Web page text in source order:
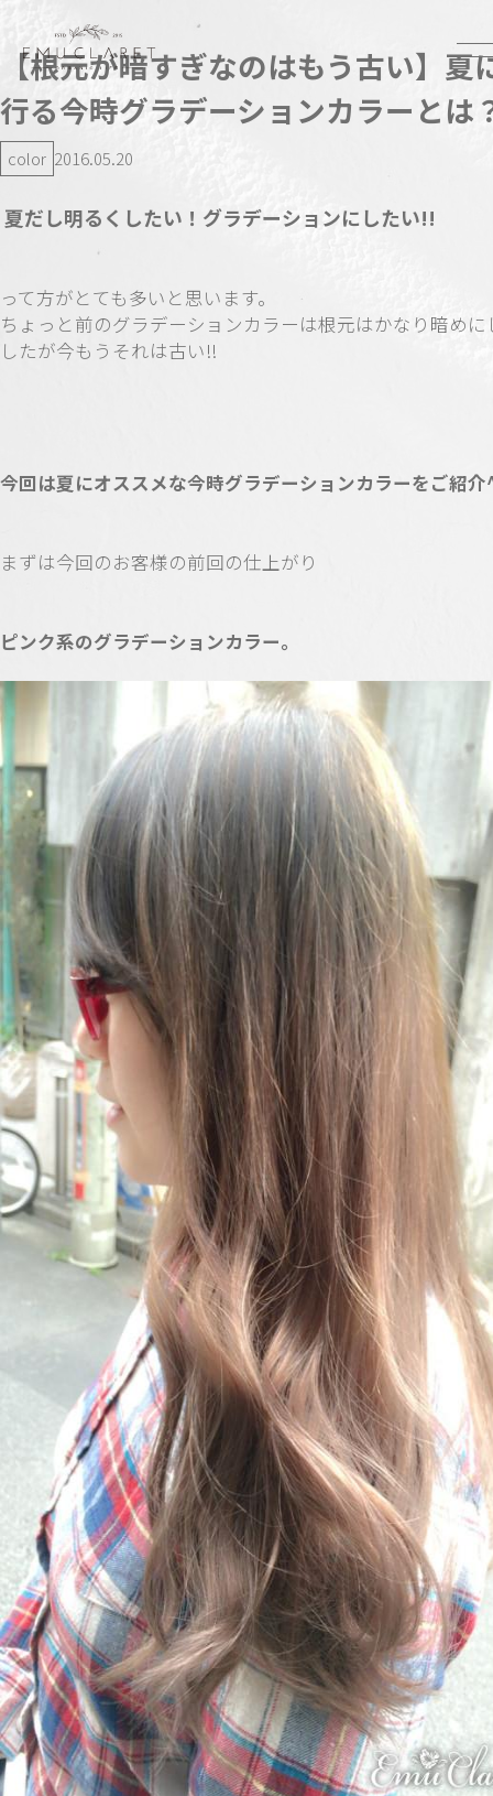
【根元が暗すぎなのはもう古い】夏
行る今時グラデーションカラーとは
color 2016.05.20
夏だし明るくしたい！グラデーションにしたい!!
って方がとても多いと思います。
ちょっと前のグラデーションカラーは根元はかなり暗めに
したが今もうそれは古い!!
今回は夏にオススメな今時グラデーションカラーをご紹
まずは今回のお客様の前回の仕上がり
ピンク系のグラデーションカラー。